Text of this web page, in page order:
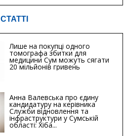
СТАТТІ
Лише на покупці одного
томографа збитки для
медицини Сум можуть сягати
20 мільйонів гривень
Анна Валевська про єдину
кандидатуру на керівника
Служби відновлення та
інфраструктури у Сумській
області: Хіба...